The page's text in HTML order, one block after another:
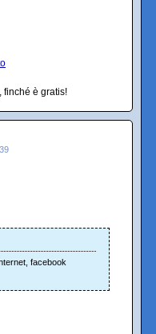
finché è gratis!
facebook